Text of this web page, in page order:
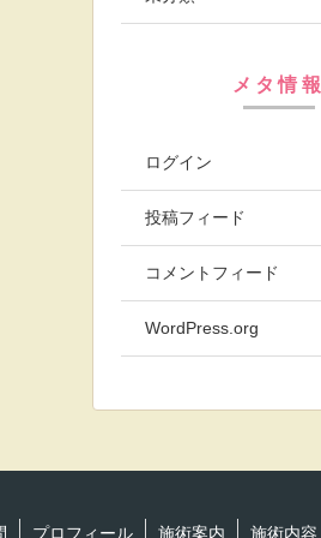
メタ情報
ログイン
投稿フィード
コメントフィード
WordPress.org
プロフィール 施術案内 施術内容